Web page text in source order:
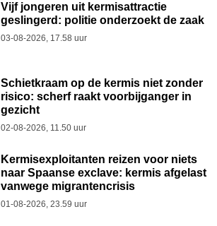
Vijf jongeren uit kermisattractie
geslingerd: politie onderzoekt de zaak
03-08-2026, 17.58 uur
Schietkraam op de kermis niet zonder
risico: scherf raakt voorbijganger in
gezicht
02-08-2026, 11.50 uur
Kermisexploitanten reizen voor niets
naar Spaanse exclave: kermis afgelast
vanwege migrantencrisis
01-08-2026, 23.59 uur